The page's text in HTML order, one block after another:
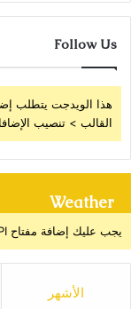
Follow Us
هذا الويدجت يتطلب
القالب > تنصيب
Weather
يجب عليك إضافة مفتاح API للطقس من خلال صفحة إعدادات القالب > الدمج
الأشهر